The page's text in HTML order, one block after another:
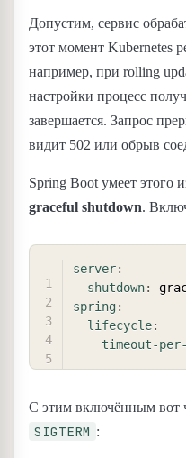
Допустим, сервис
этот момент Kubernetes
например, при rolling
настройки процесс
завершается. Запрос
видит 502 или обрыв
Spring Boot умеет этого
graceful shutdown.
server:
shutdown:
spring:
lifecycle:
timeout-per-
С этим включённым вот
SIGTERM :